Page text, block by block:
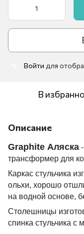
Войти для
В
Описание
Graphite Аляска
трансформер для
Каркас стульчика
ольхи, хорошо
на водной основе,
Столешницы
спинка стульчика